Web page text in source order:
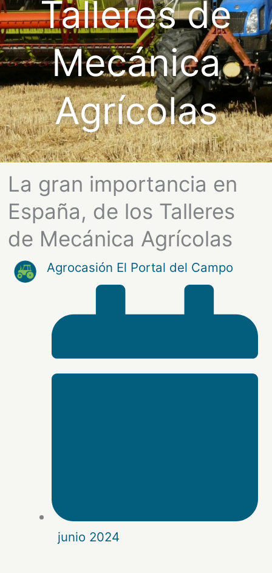
Talleres de
Mecánica
Agrícolas
La gran importancia en
España, de los Talleres
de Mecánica Agrícolas
Agrocasión El Portal del Campo
junio 2024